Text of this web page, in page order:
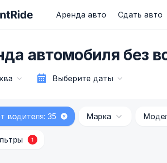
Аренда авто Сдать авто
автомобиля без
Выберите даты
водителя: 35 Марка
1